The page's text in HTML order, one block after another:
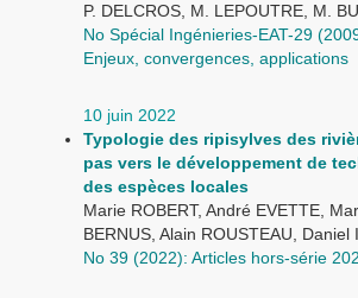
P. DELCROS, M. LEPOUTRE, M.
No Spécial Ingénieries-EAT-29
Enjeux, convergences, applications
10 juin 2022
Typologie des ripisylves des
pas vers le développement de
des espèces locales
Marie ROBERT, André EVETTE,
BERNUS, Alain ROUSTEAU,
No 39 (2022): Articles hors-série